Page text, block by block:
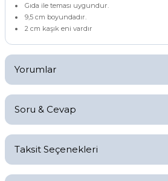
Gıda ile teması uygundur.
9,5 cm boyundadır.
2 cm kaşık eni vardır
Yorumlar
Yorum Yaz
Soru & Cevap
Taksit Seçenekleri